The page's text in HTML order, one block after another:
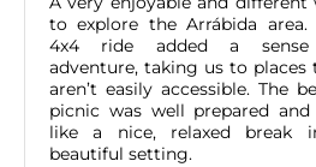
to explore the Arrábida area.
4x4 ride added a
adventure, taking us to places
aren’t easily accessible. The
picnic was well prepared
like a nice, relaxed break
beautiful setting.